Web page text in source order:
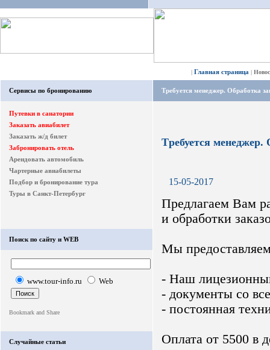
| Главная страница |
Сервисы по бронированию
Путевки в санатории
Заказать авиабилет
Заказать ж/д билет
Забронировать отель
Арендовать автомобиль
Чартерные авиабилеты
Подбор и бронирование тура
Туры в Санкт-Петербург
Поиск по сайту и WEB
www.tour-info.ru Web
Случайные статьи
Tребуется менеджер. Обработка
Tребуется менеджер.
15-05-2017
Предлагаем Вам
и обработки
Мы
- Наш
- документы со
- постоянная
Оплата от 5500 в